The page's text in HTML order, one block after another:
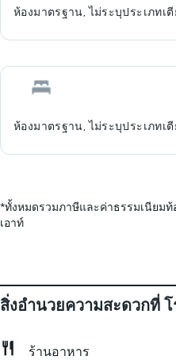
ห้องมาตรฐาน, ไม่ระบุประเภทเตี
ห้องมาตรฐาน, ไม่ระบุประเภทเตี
*ทั้งหมดรวมภาษีและค่าธรรมเนียม
เอาท์
สิ่งอำนวยความสะดวกที่
ร้านอาหาร